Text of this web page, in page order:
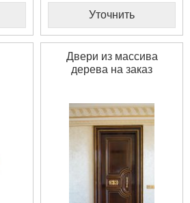
Уточнить
Двери из массива
дерева на заказ